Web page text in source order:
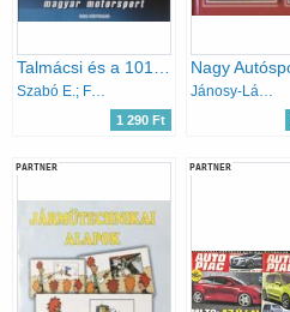
1 290 Ft
PARTNER PARTNER